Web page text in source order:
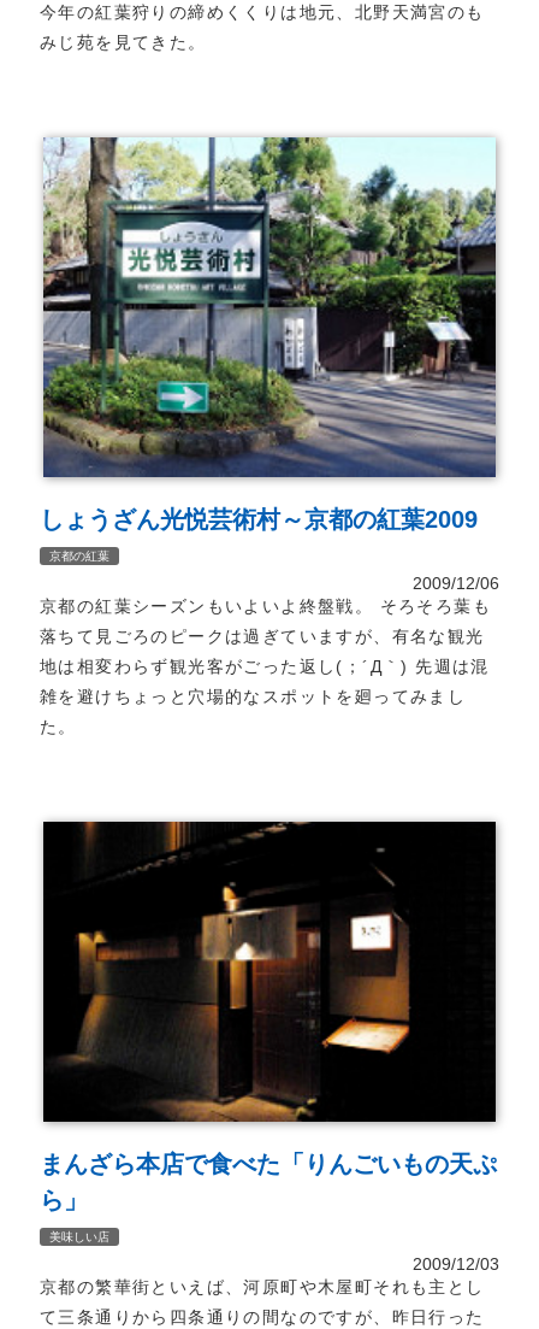
今年の紅葉狩りの締めくくりは地元、北野天満宮のも
みじ苑を見てきた。
しょうざん光悦芸術村～京都の紅葉2009
京都の紅葉
2009/12/06
京都の紅葉シーズンもいよいよ終盤戦。 そろそろ葉も
落ちて見ごろのピークは過ぎていますが、有名な観光
地は相変わらず観光客がごった返し(；´Д｀) 先週は混
雑を避けちょっと穴場的なスポットを廻ってみまし
た。
まんざら本店で食べた「りんごいもの天ぷ
ら」
美味しい店
2009/12/03
京都の繁華街といえば、河原町や木屋町それも主とし
て三条通りから四条通りの間なのですが、昨日行った